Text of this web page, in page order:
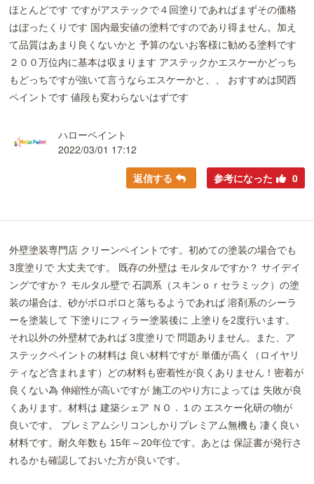
ほとんどです ですがアステックで４回塗りであればまずその価格
はぼったくりです 国内最安値の塗料ですのであり得ません。加え
て品質はあまり良くないかと 予算のないお客様に勧める塗料です
２００万位内に基本は収まります アステックかエスケーかどっち
もどっちですが強いて言うならエスケーかと、、 おすすめは関西
ペイントです 値段も変わらないはずです
ハローペイント
2022/03/01 17:12
返信する 参考になった 0
外壁塗装専門店 クリーンペイントです。初めての塗装の場合でも
3度塗りで 大丈夫です。 既存の外壁は モルタルですか？ サイデイ
ングですか？ モルタル壁で 石調系（スキンｏｒセラミック）の塗
装の場合は、砂がポロポロと落ちるようであれば 溶剤系のシーラ
ーを塗装して 下塗りにフィラー塗装後に 上塗りを2度行います。
それ以外の外壁材であれば 3度塗りで 問題ありません。また、ア
ステックペイントの材料は 良い材料ですが 単価が高く（ロイヤリ
ティなど含まれます）どの材料も密着性が良くありません！密着が
良くない為 伸縮性が高いですが 施工のやり方によっては 失敗が良
くあります。材料は 建築シェア ＮＯ．１の エスケー化研の物が
良いです。 プレミアムシリコンしかりプレミアム無機も 凄く良い
材料です。耐久年数も 15年～20年位です。あとは 保証書が発行さ
れるかも確認しておいた方が良いです。